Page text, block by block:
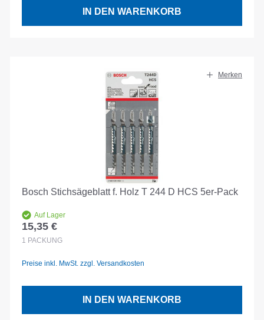
IN DEN WARENKORB
Merken
Bosch Stichsägeblatt f. Holz T 244 D HCS 5er-Pack
Auf Lager
Regulärer Preis:
15,35 €
1 PACKUNG
Preise inkl. MwSt. zzgl. Versandkosten
IN DEN WARENKORB